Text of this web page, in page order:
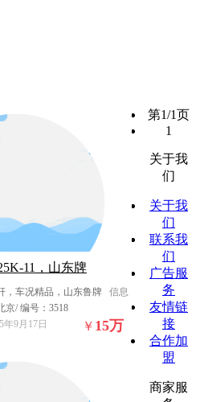
11，山东牌
，车况精品，山东鲁牌 信息
京/ 编号：3518
￥ 15万
年9月17日
第1/1页
1
关于我
们
关于我
们
联系我
们
广告服
务
友情链
接
合作加
盟
商家服